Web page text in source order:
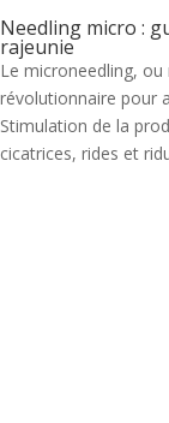
Needling micro :
rajeunie
Le microneedling,
révolutionnaire pour
Stimulation de la
cicatrices, rides et